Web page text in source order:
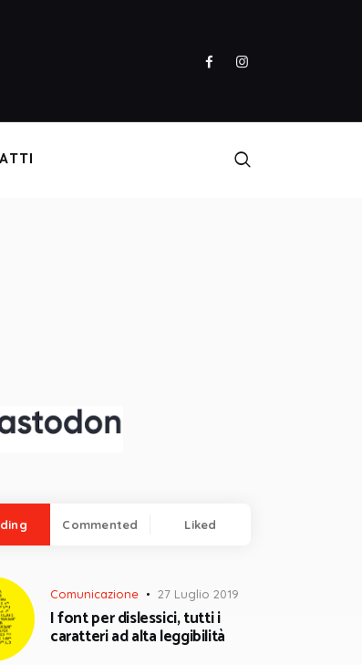
Commented Liked
Comunicazione 27 Luglio 2019
I font per dislessici, tutti i
caratteri ad alta leggibilità